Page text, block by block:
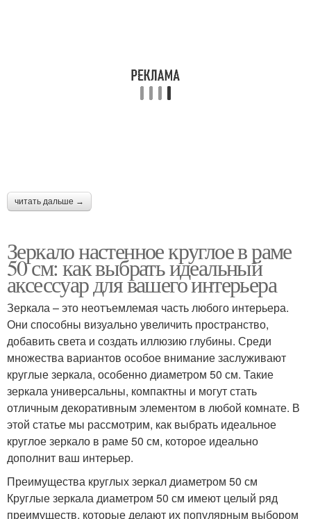
читать дальше →
Зеркало настенное круглое в раме
50 см: как выбрать идеальный
аксессуар для вашего интерьера
Зеркала – это неотъемлемая часть любого интерьера.
Они способны визуально увеличить пространство,
добавить света и создать иллюзию глубины. Среди
множества вариантов особое внимание заслуживают
круглые зеркала, особенно диаметром 50 см. Такие
зеркала универсальны, компактны и могут стать
отличным декоративным элементом в любой комнате. В
этой статье мы рассмотрим, как выбрать идеальное
круглое зеркало в раме 50 см, которое идеально
дополнит ваш интерьер.
Преимущества круглых зеркал диаметром 50 см
Круглые зеркала диаметром 50 см имеют целый ряд
преимуществ, которые делают их популярным выбором